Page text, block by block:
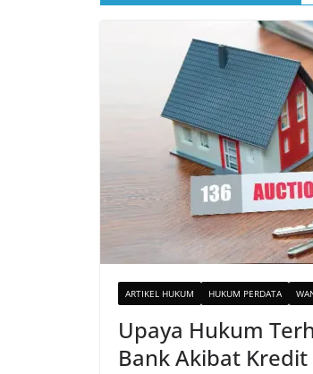
ARTIKEL HUKUM HUKUM PERDATA
Upaya Hukum
Bank Akibat